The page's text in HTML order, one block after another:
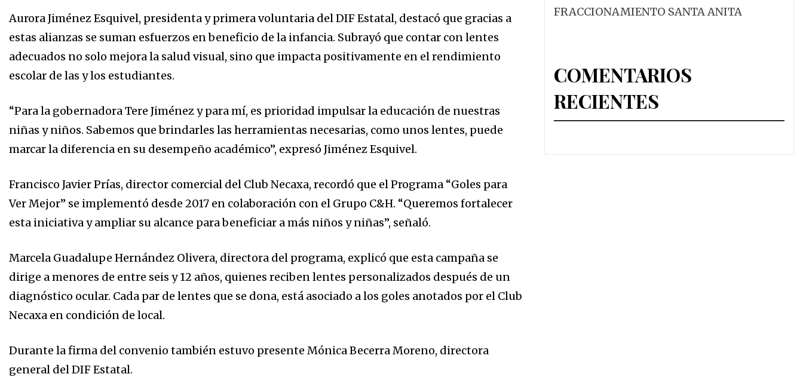
Aurora Jiménez Esquivel, presidenta y primera voluntaria del DIF Estatal, destacó que gracias a
estas alianzas se suman esfuerzos en beneficio de la infancia. Subrayó que contar con lentes
adecuados no solo mejora la salud visual, sino que impacta positivamente en el rendimiento
escolar de las y los estudiantes.
“Para la gobernadora Tere Jiménez y para mí, es prioridad impulsar la educación de nuestras
niñas y niños. Sabemos que brindarles las herramientas necesarias, como unos lentes, puede
marcar la diferencia en su desempeño académico”, expresó Jiménez Esquivel.
Francisco Javier Prías, director comercial del Club Necaxa, recordó que el Programa “Goles para
Ver Mejor” se implementó desde 2017 en colaboración con el Grupo C&H. “Queremos fortalecer
esta iniciativa y ampliar su alcance para beneficiar a más niños y niñas”, señaló.
Marcela Guadalupe Hernández Olivera, directora del programa, explicó que esta campaña se
dirige a menores de entre seis y 12 años, quienes reciben lentes personalizados después de un
diagnóstico ocular. Cada par de lentes que se dona, está asociado a los goles anotados por el Club
Necaxa en condición de local.
Durante la firma del convenio también estuvo presente Mónica Becerra Moreno, directora
general del DIF Estatal.
FRACCIONAMIENTO SANTA ANITA
COMENTARIOS
RECIENTES